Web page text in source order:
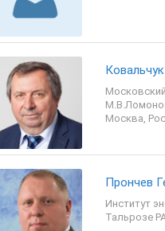
Москва,
Прончев
Институт
Тальрозе